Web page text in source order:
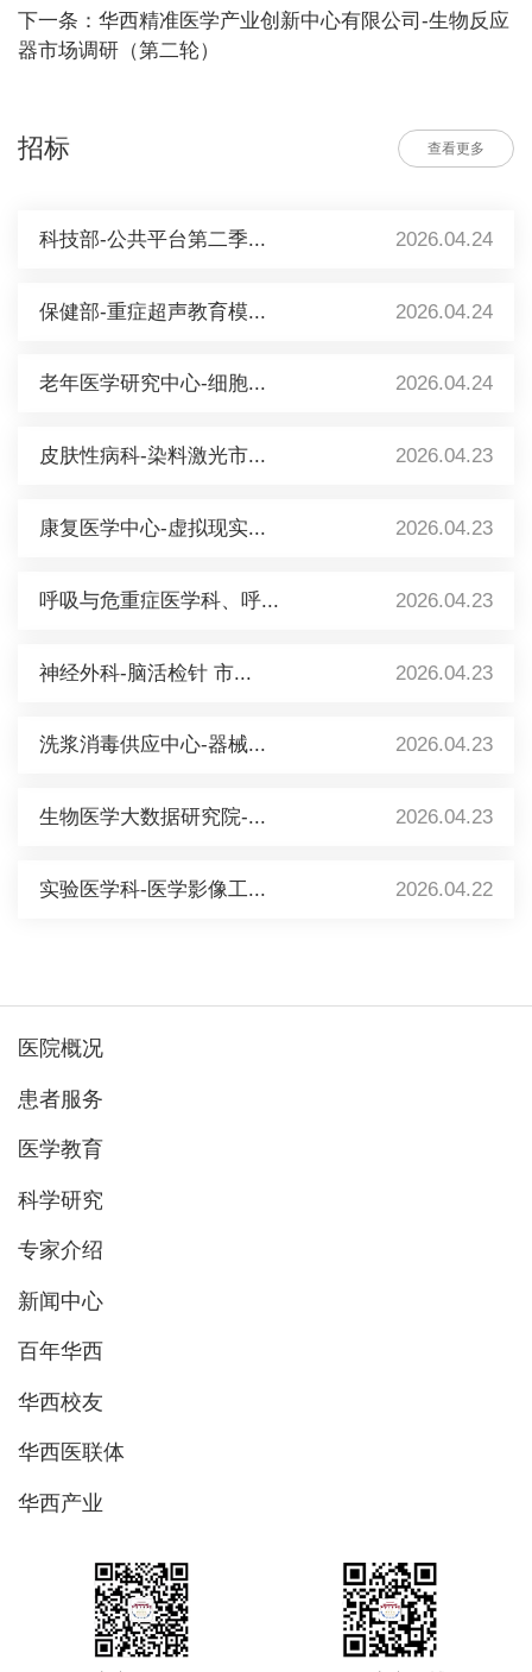
下一条：华西精准医学产业创新中心有限公司-生物反应
器市场调研（第二轮）
招标 查看更多
科技部-公共平台第二季... 2026.04.24
保健部-重症超声教育模... 2026.04.24
老年医学研究中心-细胞... 2026.04.24
皮肤性病科-染料激光市... 2026.04.23
康复医学中心-虚拟现实... 2026.04.23
呼吸与危重症医学科、呼... 2026.04.23
神经外科-脑活检针 市... 2026.04.23
洗浆消毒供应中心-器械... 2026.04.23
生物医学大数据研究院-... 2026.04.23
实验医学科-医学影像工... 2026.04.22
医院概况
患者服务
医学教育
科学研究
专家介绍
新闻中心
百年华西
华西校友
华西医联体
华西产业